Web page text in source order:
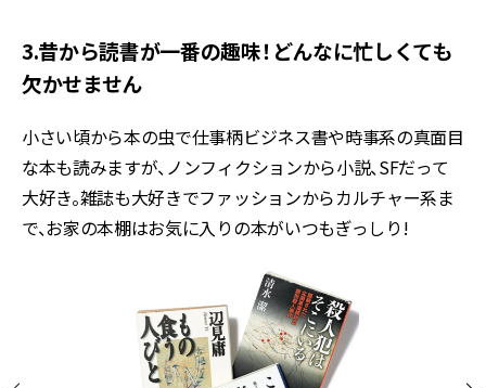
3.昔から読書が一番の趣味！どんなに忙しくても
欠かせません
小さい頃から本の虫で仕事柄ビジネス書や時事系の真面目
な本も読みますが、ノンフィクションから小説、SFだって
大好き。雑誌も大好きでファッションからカルチャー系ま
で、お家の本棚はお気に入りの本がいつもぎっしり!